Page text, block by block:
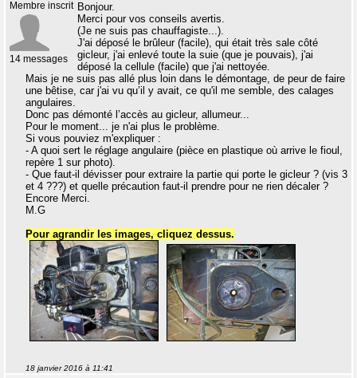
Membre inscrit
14 messages
Bonjour.
Merci pour vos conseils avertis.
(Je ne suis pas chauffagiste...).
J'ai déposé le brûleur (facile), qui était très sale côté
gicleur, j'ai enlevé toute la suie (que je pouvais), j'ai
déposé la cellule (facile) que j'ai nettoyée.
Mais je ne suis pas allé plus loin dans le démontage, de peur de faire
une bêtise, car j'ai vu qu’il y avait, ce qu'il me semble, des calages
angulaires.
Donc pas démonté l’accès au gicleur, allumeur...
Pour le moment... je n'ai plus le problème.
Si vous pouviez m'expliquer :
- A quoi sert le réglage angulaire (pièce en plastique où arrive le fioul,
repère 1 sur photo).
- Que faut-il dévisser pour extraire la partie qui porte le gicleur ? (vis 3
et 4 ???) et quelle précaution faut-il prendre pour ne rien décaler ?
Encore Merci.
M.G
Pour agrandir les images, cliquez dessus.
18 janvier 2016 à 11:41